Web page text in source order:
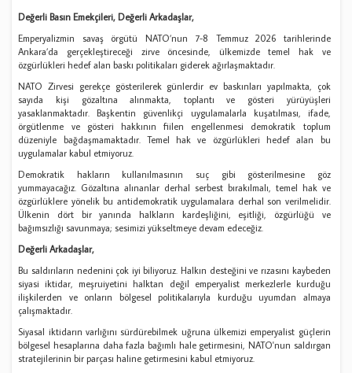
Değerli Basın Emekçileri, Değerli Arkadaşlar,
Emperyalizmin savaş örgütü NATO’nun 7-8 Temmuz 2026 tarihlerinde
Ankara’da gerçekleştireceği zirve öncesinde, ülkemizde temel hak ve
özgürlükleri hedef alan baskı politikaları giderek ağırlaşmaktadır.
NATO Zirvesi gerekçe gösterilerek günlerdir ev baskınları yapılmakta, çok
sayıda kişi gözaltına alınmakta, toplantı ve gösteri yürüyüşleri
yasaklanmaktadır. Başkentin güvenlikçi uygulamalarla kuşatılması, ifade,
örgütlenme ve gösteri hakkının fiilen engellenmesi demokratik toplum
düzeniyle bağdaşmamaktadır. Temel hak ve özgürlükleri hedef alan bu
uygulamalar kabul etmiyoruz.
Demokratik hakların kullanılmasının suç gibi gösterilmesine göz
yummayacağız. Gözaltına alınanlar derhal serbest bırakılmalı, temel hak ve
özgürlüklere yönelik bu antidemokratik uygulamalara derhal son verilmelidir.
Ülkenin dört bir yanında halkların kardeşliğini, eşitliği, özgürlüğü ve
bağımsızlığı savunmaya; sesimizi yükseltmeye devam edeceğiz.
Değerli Arkadaşlar,
Bu saldırıların nedenini çok iyi biliyoruz. Halkın desteğini ve rızasını kaybeden
siyasi iktidar, meşruiyetini halktan değil emperyalist merkezlerle kurduğu
ilişkilerden ve onların bölgesel politikalarıyla kurduğu uyumdan almaya
çalışmaktadır.
Siyasal iktidarın varlığını sürdürebilmek uğruna ülkemizi emperyalist güçlerin
bölgesel hesaplarına daha fazla bağımlı hale getirmesini, NATO'nun saldırgan
stratejilerinin bir parçası haline getirmesini kabul etmiyoruz.